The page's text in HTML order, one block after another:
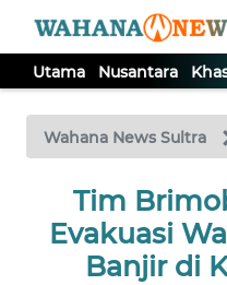
Utama Nusantara
Wahana News Sultra
Tim
Evakuasi
Banjir di
TV
Tutup
UTAMA
NUSANTARA